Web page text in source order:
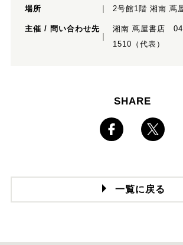
場所 2号館1階 湘南 蔦
主催 / 問い合わせ先
湘南 蔦屋書店
1510（代表）
SHARE
一覧に戻る